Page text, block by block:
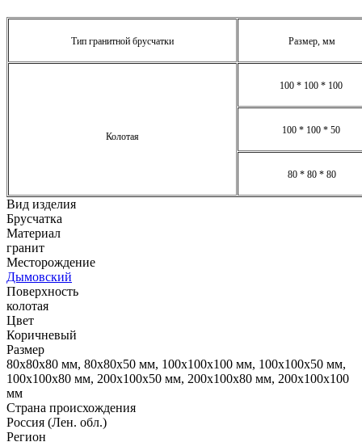
Тип гранитной брусчатки Размер, мм
Колотая
100 * 100 * 100
100 * 100 * 50
80 * 80 * 80
Вид изделия
Брусчатка
Материал
гранит
Месторождение
Дымовский
Поверхность
колотая
Цвет
Коричневый
Размер
80x80x80 мм, 80x80x50 мм, 100x100x100 мм, 100x100x50 мм,
100x100x80 мм, 200x100x50 мм, 200x100x80 мм, 200x100x100
мм
Страна происхождения
Россия (Лен. обл.)
Регион